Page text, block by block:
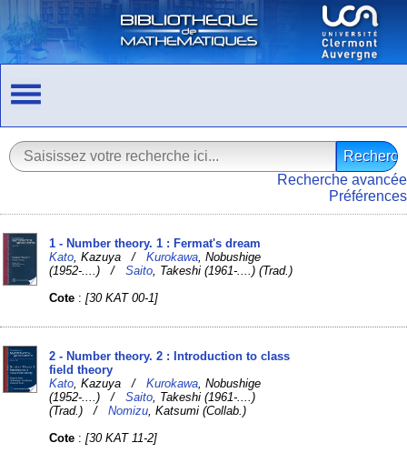
Recherche avancée
Préférences
1 - Number theory. 1 : Fermat's dream
Kato , Kazuya /Kurokawa , Nobushige
(1952-....) /Saito , Takeshi (1961-....) (Trad.)
Cote :[30 KAT 00-1]
2 - Number theory. 2 : Introduction to class
field theory
Kato , Kazuya /Kurokawa , Nobushige
(1952-....) /Saito , Takeshi (1961-....)
(Trad.) /Nomizu , Katsumi (Collab.)
Cote :[30 KAT 11-2]